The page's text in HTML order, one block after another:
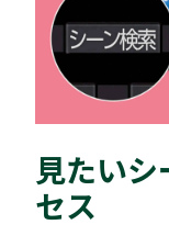
見たいシ
セス